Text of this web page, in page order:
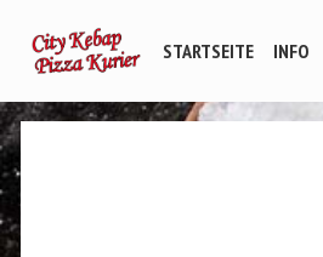
STARTSEITE INFO